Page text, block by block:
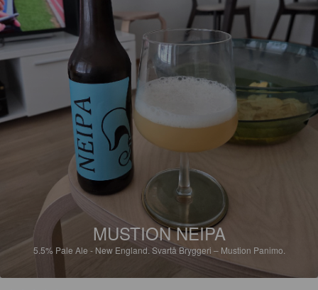
MUSTION NEIPA
5.5% Pale Ale - New England. Svartå Bryggeri – Mustion Panimo.